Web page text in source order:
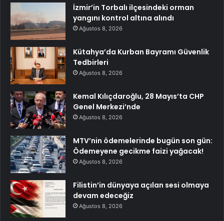
İzmir’in Torbalı ilçesindeki orman
yangını kontrol altına alındı
Ağustos 8, 2026
Kütahya’da Kurban Bayramı Güvenlik
Tedbirleri
Ağustos 8, 2026
Kemal Kılıçdaroğlu, 28 Mayıs’ta CHP
Genel Merkezi’nde
Ağustos 8, 2026
MTV’nin ödemelerinde bugün son gün:
Ödemeyene gecikme faizi yağacak!
Ağustos 8, 2026
Filistin’in dünyaya açılan sesi olmaya
devam edeceğiz
Ağustos 8, 2026